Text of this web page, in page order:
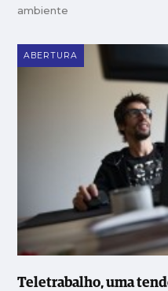
ambiente
ABERTURA
Teletrabalho, uma